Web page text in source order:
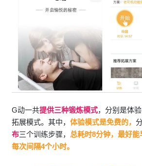
G动一共提供三种锻炼模式，分别是体
拓展模式。其中， 体验模式是免费的，
布三个训练步骤， 总耗时8分钟，最好能
每次间隔4个小时。